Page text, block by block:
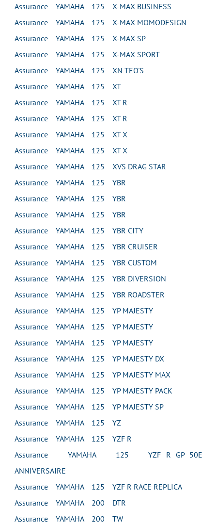
Assurance YAMAHA 125 X-MAX BUSINESS
Assurance YAMAHA 125 X-MAX MOMODESIGN
Assurance YAMAHA 125 X-MAX SP
Assurance YAMAHA 125 X-MAX SPORT
Assurance YAMAHA 125 XN TEO'S
Assurance YAMAHA 125 XT
Assurance YAMAHA 125 XT R
Assurance YAMAHA 125 XT R
Assurance YAMAHA 125 XT X
Assurance YAMAHA 125 XT X
Assurance YAMAHA 125 XVS DRAG STAR
Assurance YAMAHA 125 YBR
Assurance YAMAHA 125 YBR
Assurance YAMAHA 125 YBR
Assurance YAMAHA 125 YBR CITY
Assurance YAMAHA 125 YBR CRUISER
Assurance YAMAHA 125 YBR CUSTOM
Assurance YAMAHA 125 YBR DIVERSION
Assurance YAMAHA 125 YBR ROADSTER
Assurance YAMAHA 125 YP MAJESTY
Assurance YAMAHA 125 YP MAJESTY
Assurance YAMAHA 125 YP MAJESTY
Assurance YAMAHA 125 YP MAJESTY DX
Assurance YAMAHA 125 YP MAJESTY MAX
Assurance YAMAHA 125 YP MAJESTY PACK
Assurance YAMAHA 125 YP MAJESTY SP
Assurance YAMAHA 125 YZ
Assurance YAMAHA 125 YZF R
Assurance YAMAHA 125 YZF R GP 50E
ANNIVERSAIRE
Assurance YAMAHA 125 YZF R RACE REPLICA
Assurance YAMAHA 200 DTR
Assurance YAMAHA 200 TW